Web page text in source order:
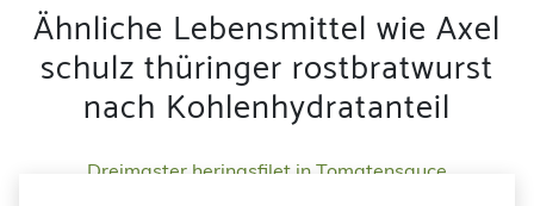
Ähnliche Lebensmittel wie Axel
schulz thüringer rostbratwurst
nach Kohlenhydratanteil
Dreimaster heringsfilet in Tomatensauce